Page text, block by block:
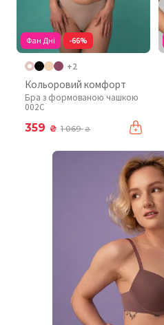
Фан Дні -66%
+2
Кольоровий комфорт
Бра з формованою чашкою
002C
359 ₴ 1 069₴